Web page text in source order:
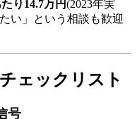
り14.7万円(2023年実
い」という相談も歓迎
ェックリスト
号